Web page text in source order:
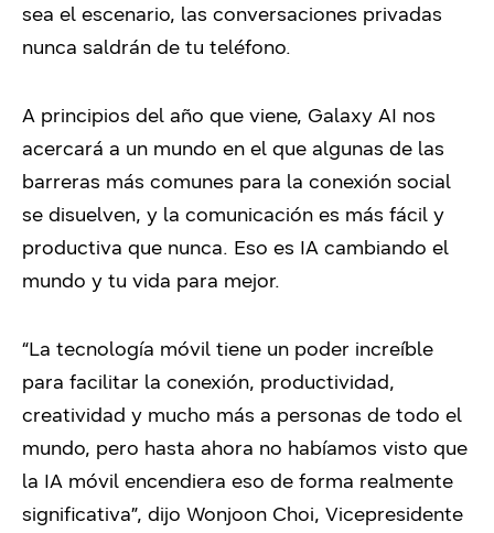
sea el escenario, las conversaciones privadas
nunca saldrán de tu teléfono.
A principios del año que viene, Galaxy AI nos
acercará a un mundo en el que algunas de las
barreras más comunes para la conexión social
se disuelven, y la comunicación es más fácil y
productiva que nunca. Eso es IA cambiando el
mundo y tu vida para mejor.
“La tecnología móvil tiene un poder increíble
para facilitar la conexión, productividad,
creatividad y mucho más a personas de todo el
mundo, pero hasta ahora no habíamos visto que
la IA móvil encendiera eso de forma realmente
significativa”, dijo Wonjoon Choi, Vicepresidente